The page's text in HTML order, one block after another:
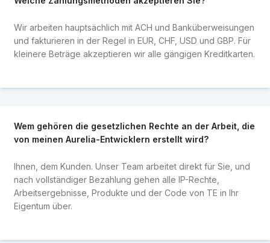
Wir arbeiten hauptsächlich mit ACH und Banküberweisungen
und fakturieren in der Regel in EUR, CHF, USD und GBP. Für
kleinere Beträge akzeptieren wir alle gängigen Kreditkarten.
Wem gehören die gesetzlichen Rechte an der Arbeit, die
von meinen Aurelia-Entwicklern erstellt wird?
Ihnen, dem Kunden. Unser Team arbeitet direkt für Sie, und
nach vollständiger Bezahlung gehen alle IP-Rechte,
Arbeitsergebnisse, Produkte und der Code von TE in Ihr
Eigentum über.